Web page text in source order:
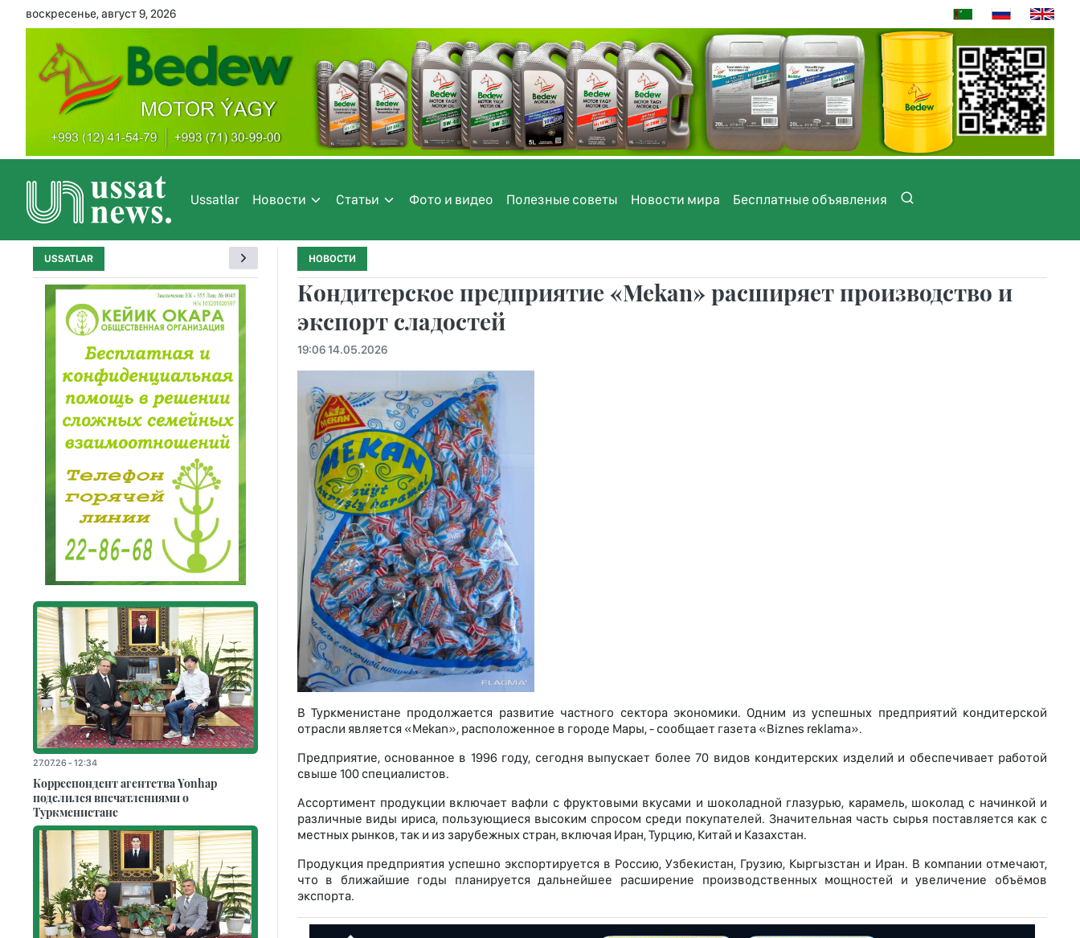
воскресенье, август 9, 2026
Ussatlar Новости Статьи Фото и видео Полезные советы Новости мира Бесплатные объявления
НОВОСТИ
Кондитерское предприятие «Mekan» расширяет производство и
экспорт сладостей
19:06 14.05.2026
В Туркменистане продолжается развитие частного сектора экономики. Одним из успешных предприятий кондитерской
отрасли является «Mekan», расположенное в городе Maры, - сообщает газета «Biznes reklama».
Предприятие, основанное в 1996 году, сегодня выпускает более 70 видов кондитерских изделий и обеспечивает работой
свыше 100 специалистов.
Ассортимент продукции включает вафли с фруктовыми вкусами и шоколадной глазурью, карамель, шоколад с начинкой и
различные виды ириса, пользующиеся высоким спросом среди покупателей. Значительная часть сырья поставляется как с
местных рынков, так и из зарубежных стран, включая Иран, Турцию, Китай и Казахстан.
Продукция предприятия успешно экспортируется в Россию, Узбекистан, Грузию, Кыргызстан и Иран. В компании отмечают,
что в ближайшие годы планируется дальнейшее расширение производственных мощностей и увеличение объёмов
экспорта.
USSATLAR
27.07.26 - 12:34
Корреспондент агентства Yonhap
поделился впечатлениями о
Туркменистане